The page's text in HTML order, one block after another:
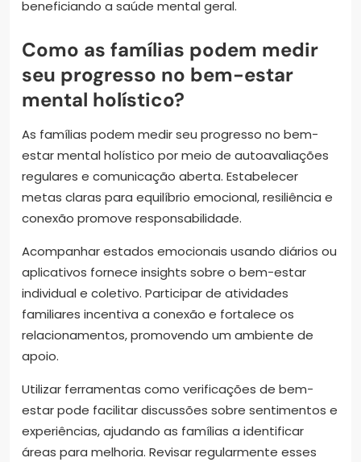
beneficiando a saúde mental geral.
Como as famílias podem medir
seu progresso no bem-estar
mental holístico?
As famílias podem medir seu progresso no bem-
estar mental holístico por meio de autoavaliações
regulares e comunicação aberta. Estabelecer
metas claras para equilíbrio emocional, resiliência e
conexão promove responsabilidade.
Acompanhar estados emocionais usando diários ou
aplicativos fornece insights sobre o bem-estar
individual e coletivo. Participar de atividades
familiares incentiva a conexão e fortalece os
relacionamentos, promovendo um ambiente de
apoio.
Utilizar ferramentas como verificações de bem-
estar pode facilitar discussões sobre sentimentos e
experiências, ajudando as famílias a identificar
áreas para melhoria. Revisar regularmente esses